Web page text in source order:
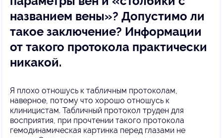
названием вены»? Допустимо ли
такое заключение? Информации
от такого протокола практически
никакой.
Я плохо отношусь к табличным протоколам,
наверное, потому что хорошо отношусь к
клиницистам. Табличный протокол труден для
восприятия, при прочтении такого протокола
гемодинамическая картинка перед глазами не